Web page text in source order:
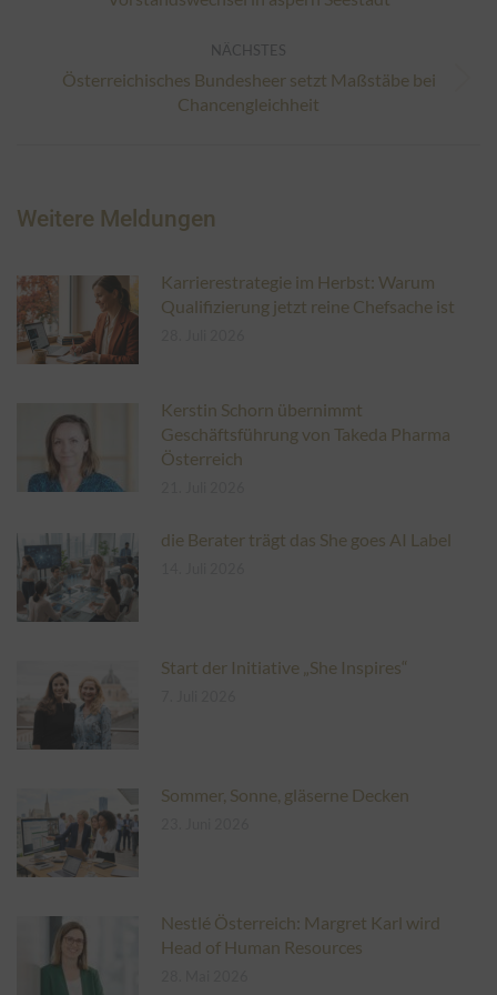
NÄCHSTES
Nächster
Beitrag:
Österreichisches Bundesheer setzt Maßstäbe bei
Chancengleichheit
Weitere Meldungen
Karrierestrategie im Herbst: Warum
Qualifizierung jetzt reine Chefsache ist
Kerstin Schorn übernimmt
Geschäftsführung von Takeda Pharma
Österreich
die Berater trägt das She goes AI Label
Start der Initiative „She Inspires“
Sommer, Sonne, gläserne Decken
Nestlé Österreich: Margret Karl wird
Head of Human Resources